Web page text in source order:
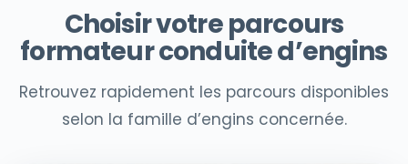
Choisir votre parcours
formateur conduite d’engins
Retrouvez rapidement les parcours disponibles
selon la famille d’engins concernée.